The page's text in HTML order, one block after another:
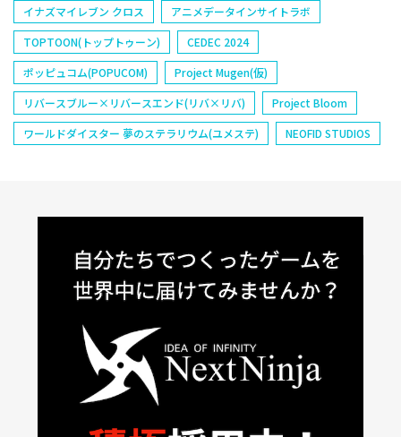
イナズマイレブン クロス
アニメデータインサイトラボ
TOPTOON(トップトゥーン)
CEDEC 2024
ポッピュコム(POPUCOM)
Project Mugen(仮)
リバースブルー×リバースエンド(リバ×リバ)
Project Bloom
ワールドダイスター 夢のステラリウム(ユメステ)
NEOFID STUDIOS